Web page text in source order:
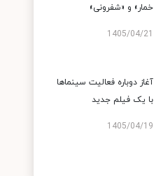
خمار» و «شفرونی»
1405/04/21
آغاز دوباره فعالیت سینماها
با یک فیلم جدید
1405/04/19